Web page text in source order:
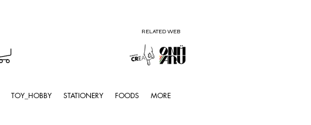
RELATED WEB
TOY_HOBBY STATIONERY FOODS MORE